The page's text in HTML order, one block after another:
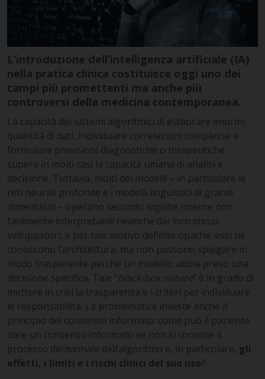
L’introduzione dell’intelligenza artificiale (IA)
nella pratica clinica costituisce oggi uno dei
campi più promettenti ma anche più
controversi della medicina contemporanea.
La capacità dei sistemi algoritmici di elaborare enormi
quantità di dati, individuare correlazioni complesse e
formulare previsioni diagnostiche o terapeutiche
supera in molti casi la capacità umana di analisi e
decisione. Tuttavia, molti dei modelli – in particolare le
reti neurali profonde e i modelli linguistici di grandi
dimensioni – operano secondo logiche interne non
facilmente interpretabili neanche dai loro stessi
sviluppatori, e per tale motivo definite opache: essi ne
conoscono l’architettura, ma non possono spiegare in
modo trasparente perché un modello abbia preso una
decisione specifica. Tale “black-box nature” è in grado di
mettere in crisi la trasparenza e i criteri per individuare
le responsabilità. La problematica investe anche il
principio del consenso informato: come può il paziente
dare un consenso informato se non si conosce il
processo decisionale dell’algoritmo e, in particolare, gli
effetti, i limiti e i rischi clinici del suo uso?